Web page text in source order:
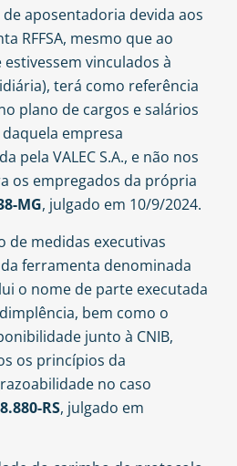
aposentadoria devida aos
RFFSA, mesmo que ao
vinculados à
terá como referência
plano de cargos e salários
empresa
pela VALEC S.A., e não nos
os empregados da própria
MG, julgado em 10/9/2024.
de medidas executivas
ferramenta denominada
o nome de parte executada
bem como o
junto à CNIB,
os princípios da
no caso
RS, julgado em